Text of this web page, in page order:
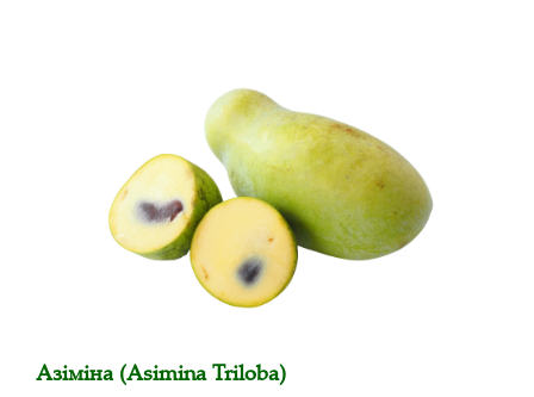
Азіміна (Asimina Triloba)